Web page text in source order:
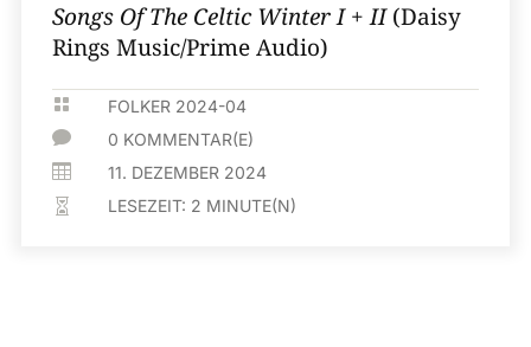
Songs Of The Celtic Winter I + II(Daisy
Rings Music/Prime Audio)
 FOLKER 2024-04
 0 KOMMENTAR(E)
 11. DEZEMBER 2024
 LESEZEIT: 2 MINUTE(N)